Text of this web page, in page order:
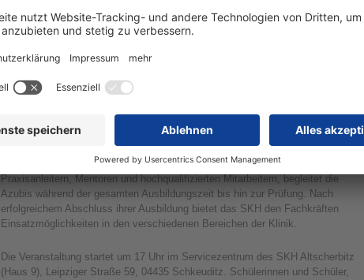
Geschichtsgalerie mehr zur Entwicklung des Hauses seit seiner Gründung
erfahren. Die Stationsleitungen laden außerdem zum Angrillen sowie zu einem
regen Austausch ein und erzählen über die Besonderheiten des Pflegeberufes
in ihren Bereichen.
Die generalistische Pflegeausbildung ermöglicht es den jungen Frauen und
und innerhalb der verschiedenen Versorgungsbereiche der Pflege zu wechseln.
Der Abschluss befähigt zur Pflege von Menschen aller Altersgruppen (Kranken-,
Kinderkranken- und Altenpflege) und bietet facettenreiche
Entwicklungsmöglichkeiten. Ein multiprofessionelles Team, bestehend aus
Praxisanleitern, Mentoren und hochqualifizierten Mitarbeitern, begleitet die
Azubis während der gesamten Ausbildungszeit bis hin zur Prüfung. Nach
erfolgreichem Abschluss ihrer Ausbildung bietet das SKH den Fachkräften
Einsatzmöglichkeiten in den verschiedenen Bereichen der Klinik.
Die Veranstaltung startet um 17 Uhr im Servicezentrum des SKH Altscherbitz
(Haus 9), Leipziger Straße 59, 04435 Schkeuditz. Schülerinnen und Schüler,